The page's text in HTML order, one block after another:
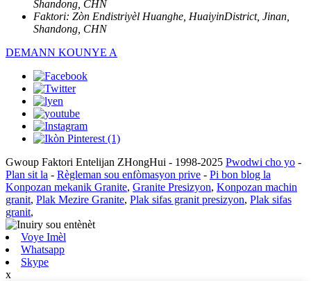
Shandong, CHN
Faktori: Zòn Endistriyèl Huanghe, HuaiyinDistrict, Jinan,
Shandong, CHN
DEMANN KOUNYE A
Gwoup Faktori Entelijan ZHongHui - 1998-2025 Pwodwi cho yo -
Plan sit la - Règleman sou enfòmasyon prive - Pi bon blog la
Konpozan mekanik Granite, Granite Presizyon, Konpozan machin
granit, Plak Mezire Granite, Plak sifas granit presizyon, Plak sifas
granit,
Voye Imèl
Whatsapp
Skype
x